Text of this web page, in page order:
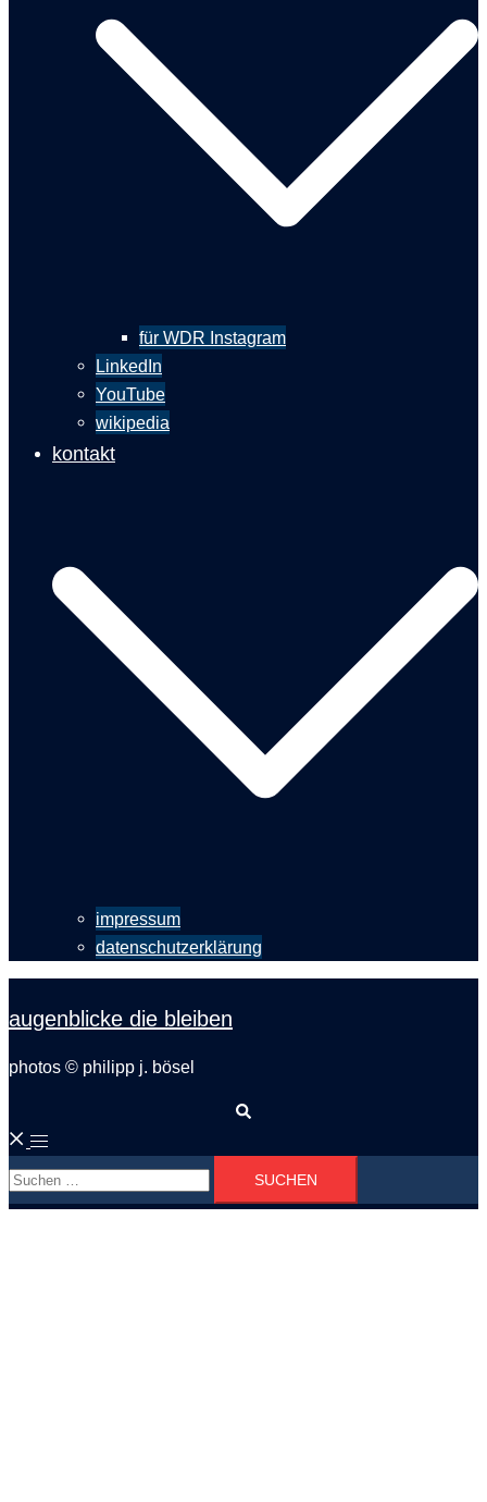
für WDR Instagram
LinkedIn
YouTube
wikipedia
kontakt
impressum
datenschutzerklärung
augenblicke die bleiben
photos © philipp j. bösel
Menü
umschalten
Suchen
nach: